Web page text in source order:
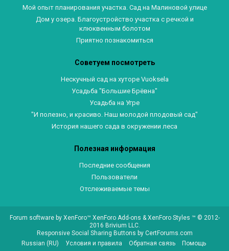
Мой опыт планирования участка. Сад на Малиновой улице
Дом у озера. Благоустройство участка с речкой и
клюквенным болотом
Приятно познакомиться
Советуем посмотреть
Нескучный сад на хуторе Vuoksela
Усадьба "Большие Брёвна"
Усадьба на Угре
"И полезно, и красиво. Наш молодой плодовый сад"
История нашего сада в окружении леса
Полезная информация
Последние сообщения
Пользователи
Отслеживаемые темы
Forum software by XenForo™ XenForo Add-ons &XenForo Styles ™ © 2012-
2016 Brivium LLC.
Responsive Social Sharing Buttons by CertForums.com
Russian (RU)
Условия и правила Обратная связь Помощь